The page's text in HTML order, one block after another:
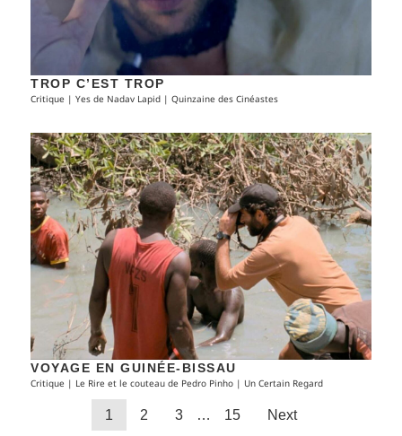
TROP C’EST TROP
Critique | Yes de Nadav Lapid | Quinzaine des Cinéastes
VOYAGE EN GUINÉE-BISSAU
Critique | Le Rire et le couteau de Pedro Pinho | Un Certain Regard
1 2 3 … 15 Next